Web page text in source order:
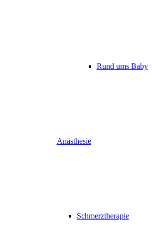
Rund ums Baby
Anästhesie
Schmerztherapie